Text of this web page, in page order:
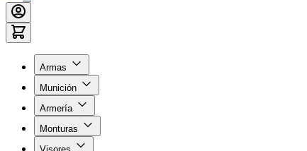
Armas
Munición
Armería
Monturas